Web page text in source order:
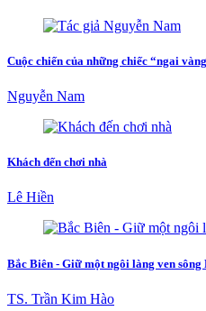
Cuộc chiến của những chiếc “ngai
Nguyễn Nam
Khách đến chơi nhà
Lê Hiền
Bắc Biên - Giữ một ngôi làng ven sông
TS. Trần Kim Hào